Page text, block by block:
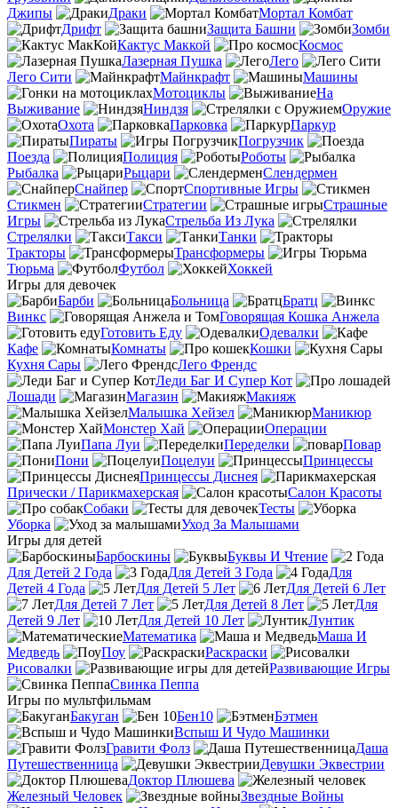
Джипы
Драки
Мортал Комбат
Дрифт
Защита Башни
Зомби
Кактус Маккой
Космос
Лазерная Пушка
Лего
Лего Сити
Майнкрафт
Машины
Мотоциклы
На
Выживание
Ниндзя
Оружие
Охота
Парковка
Паркур
Пираты
Погрузчик
Поезда
Полиция
Роботы
Рыбалка
Рыцари
Слендермен
Снайпер
Спортивные Игры
Стикмен
Стратегии
Страшные
Игры
Стрельба Из Лука
Стрелялки
Такси
Танки
Тракторы
Трансформеры
Тюрьма
Футбол
Хоккей
Игры для девочек
Барби
Больница
Братц
Винкс
Говорящая Кошка Анжела
Готовить Еду
Одевалки
Кафе
Комнаты
Кошки
Кухня Сары
Лего Френдс
Леди Баг И Супер Кот
Лошади
Магазин
Макияж
Малышка Хейзел
Маникюр
Монстер Хай
Операции
Папа Луи
Переделки
Повар
Пони
Поцелуи
Принцессы
Принцессы Диснея
Прически / Парикмахерская
Салон Красоты
Собаки
Тесты
Уборка
Уход За Малышами
Игры для детей
Барбоскины
Буквы И Чтение
Для Детей 2 Года
Для Детей 3 Года
Для
Детей 4 Года
Для Детей 5 Лет
Для Детей 6 Лет
Для Детей 7 Лет
Для Детей 8 Лет
Для
Детей 9 Лет
Для Детей 10 Лет
Лунтик
Математика
Маша И
Медведь
Поу
Раскраски
Рисовалки
Развивающие Игры
Свинка Пеппа
Игры по мультфильмам
Бакуган
Бен10
Бэтмен
Вспыш И Чудо Машинки
Гравити Фолз
Даша
Путешественница
Девушки Эквестрии
Доктор Плюшева
Железный Человек
Звездные Войны